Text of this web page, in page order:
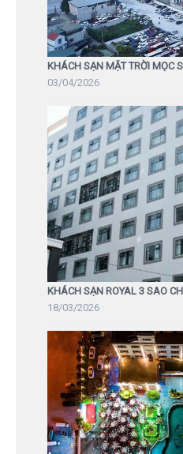
KHÁCH SẠN MẶT TRỜI MỌC
03/04/2026
KHÁCH SẠN ROYAL 3 SAO
18/03/2026